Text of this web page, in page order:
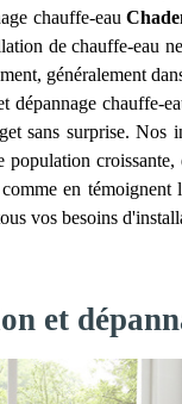
chauffe-eau
de chauffe-eau
généralement
dépannage chauffe-
sans surprise. Nos
en
vos besoins
et